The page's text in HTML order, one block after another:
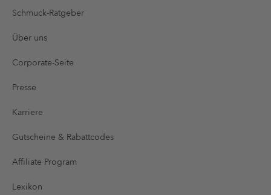
Schmuck-Ratgeber
Über uns
Corporate-Seite
Presse
Karriere
Gutscheine & Rabattcodes
Affiliate Program
Lexikon